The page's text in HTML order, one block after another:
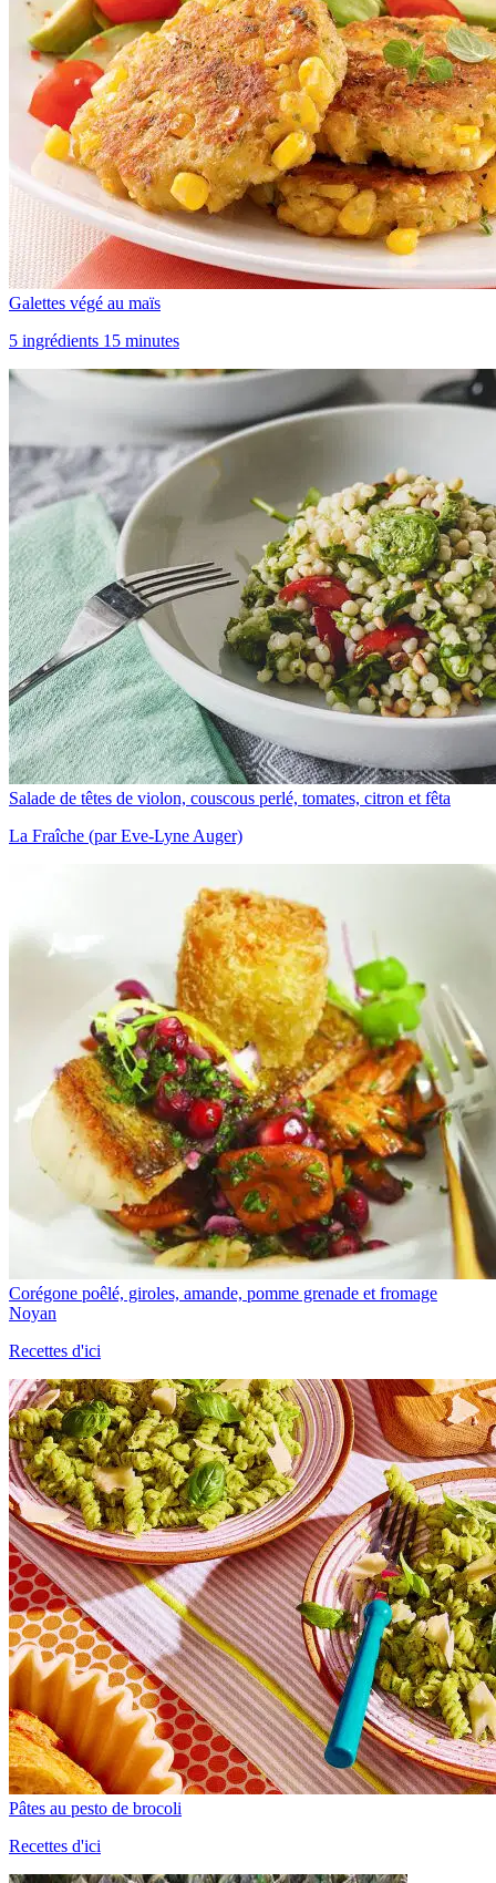
Galettes végé au maïs
5 ingrédients 15 minutes
Salade de têtes de violon, couscous perlé, tomates, citron et fêta
La Fraîche (par Eve-Lyne Auger)
Corégone poêlé, giroles, amande, pomme grenade et fromage
Noyan
Recettes d'ici
Pâtes au pesto de brocoli
Recettes d'ici